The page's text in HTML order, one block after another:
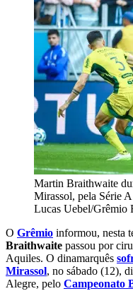
Martin Braithwaite
Mirassol, pela Série
Lucas Uebel/Grêmio
O Grêmio informou, nesta
Braithwaite passou por
Aquiles. O dinamarquês
Mirassol, no sábado (12),
Alegre, pelo Campeonato